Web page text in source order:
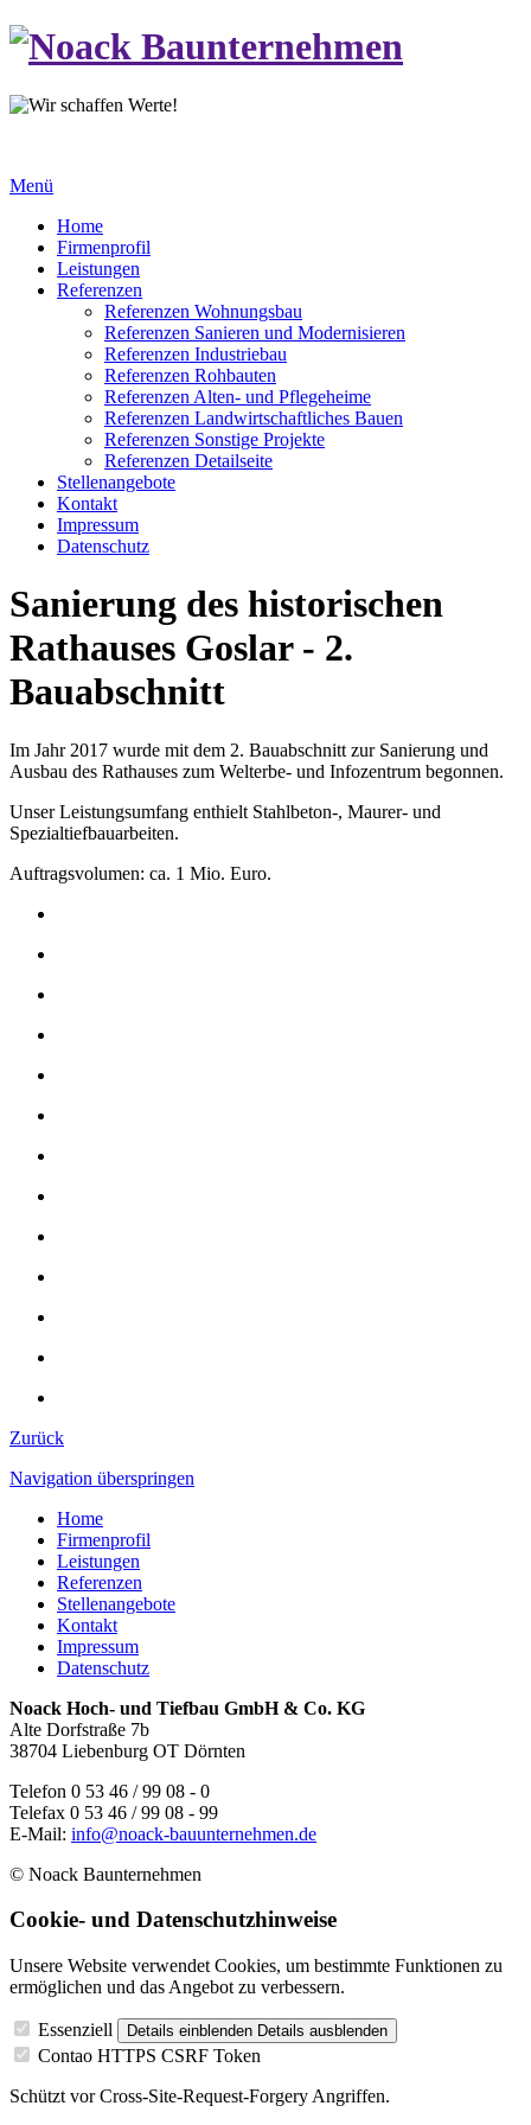
Menü
Home
Firmenprofil
Leistungen
Referenzen
Referenzen Wohnungsbau
Referenzen Sanieren und Modernisieren
Referenzen Industriebau
Referenzen Rohbauten
Referenzen Alten- und Pflegeheime
Referenzen Landwirtschaftliches Bauen
Referenzen Sonstige Projekte
Referenzen Detailseite
Stellenangebote
Kontakt
Impressum
Datenschutz
Sanierung des historischen
Rathauses Goslar - 2.
Bauabschnitt
Im Jahr 2017 wurde mit dem 2. Bauabschnitt zur Sanierung und
Ausbau des Rathauses zum Welterbe- und Infozentrum begonnen.
Unser Leistungsumfang enthielt Stahlbeton-, Maurer- und
Spezialtiefbauarbeiten.
Auftragsvolumen: ca. 1 Mio. Euro.
Zurück
Navigation überspringen
Home
Firmenprofil
Leistungen
Referenzen
Stellenangebote
Kontakt
Impressum
Datenschutz
Noack Hoch- und Tiefbau GmbH & Co. KG
Alte Dorfstraße 7b
38704 Liebenburg OT Dörnten
Telefon 0 53 46 / 99 08 - 0
Telefax 0 53 46 / 99 08 - 99
E-Mail: info@noack-bauunternehmen.de
© Noack Baunternehmen
Cookie- und Datenschutzhinweise
Unsere Website verwendet Cookies, um bestimmte Funktionen zu
ermöglichen und das Angebot zu verbessern.
Essenziell Details einblenden Details ausblenden
Contao HTTPS CSRF Token
Schützt vor Cross-Site-Request-Forgery Angriffen.